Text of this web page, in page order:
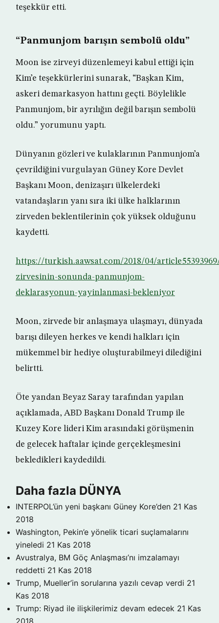
teşekkür etti.
“Panmunjom barışın sembolü oldu”
Moon ise zirveyi düzenlemeyi kabul ettiği için
Kim’e teşekkürlerini sunarak, “Başkan Kim,
askeri demarkasyon hattını geçti. Böylelikle
Panmunjom, bir ayrılığın değil barışın sembolü
oldu.” yorumunu yaptı.
Dünyanın gözleri ve kulaklarının Panmunjom’a
çevrildiğini vurgulayan Güney Kore Devlet
Başkanı Moon, denizaşırı ülkelerdeki
vatandaşların yanı sıra iki ülke halklarının
zirveden beklentilerinin çok yüksek olduğunu
kaydetti.
https://turkish.aawsat.com/2018/04/
zirvesinin-sonunda-panmunjom-
deklarasyonun-yayinlanmasi-bekleniyor
Moon, zirvede bir anlaşmaya ulaşmayı, dünyada
barışı dileyen herkes ve kendi halkları için
mükemmel bir hediye oluşturabilmeyi dilediğini
belirtti.
Öte yandan Beyaz Saray tarafından yapılan
açıklamada, ABD Başkanı Donald Trump ile
Kuzey Kore lideri Kim arasındaki görüşmenin
de gelecek haftalar içinde gerçekleşmesini
bekledikleri kaydedildi.
Daha fazla DÜNYA
INTERPOL’ün yeni başkanı Güney Kore’den 21 Kas
2018
Washington, Pekin’e yönelik ticari suçlamalarını
yineledi 21 Kas 2018
Avustralya, BM Göç Anlaşması’nı imzalamayı
reddetti 21 Kas 2018
Trump, Mueller’in sorularına yazılı cevap verdi 21
Kas 2018
Trump: Riyad ile ilişkilerimiz devam edecek 21 Kas